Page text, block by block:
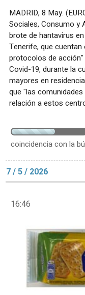
MADRID, 8 May.
Sociales, Consumo y
brote de hantavirus
Tenerife, que
protocolos de
Covid-19, durante la
mayores en
que "las
relación a estos
coincidencia con la
7 / 5 / 2026
16:46